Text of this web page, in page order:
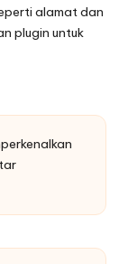
alamat dan
plugin untuk